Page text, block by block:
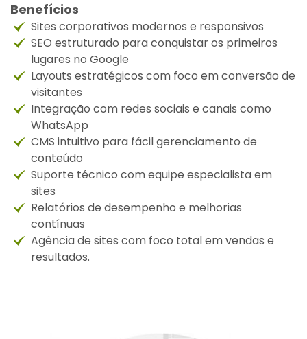
Benefícios
Sites corporativos modernos e responsivos
SEO estruturado para conquistar os primeiros
lugares no Google
Layouts estratégicos com foco em conversão de
visitantes
Integração com redes sociais e canais como
WhatsApp
CMS intuitivo para fácil gerenciamento de
conteúdo
Suporte técnico com equipe especialista em
sites
Relatórios de desempenho e melhorias
contínuas
Agência de sites com foco total em vendas e
resultados.